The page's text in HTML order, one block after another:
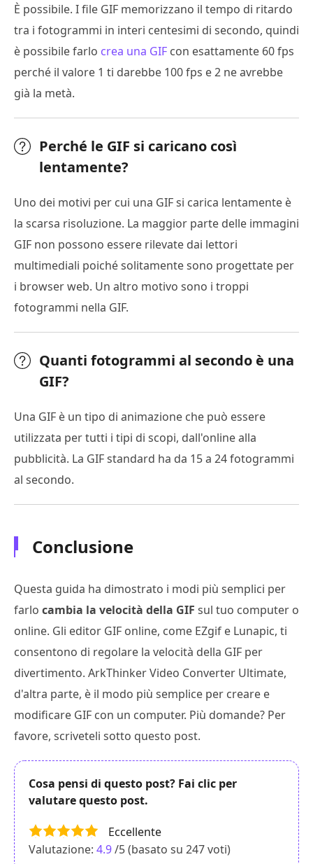
È possibile. I file GIF memorizzano il tempo di ritardo
tra i fotogrammi in interi centesimi di secondo, quindi
è possibile farlo crea una GIF con esattamente 60 fps
perché il valore 1 ti darebbe 100 fps e 2 ne avrebbe
già la metà.
Perché le GIF si caricano così
lentamente?
Uno dei motivi per cui una GIF si carica lentamente è
la scarsa risoluzione. La maggior parte delle immagini
GIF non possono essere rilevate dai lettori
multimediali poiché solitamente sono progettate per
i browser web. Un altro motivo sono i troppi
fotogrammi nella GIF.
Quanti fotogrammi al secondo è una
GIF?
Una GIF è un tipo di animazione che può essere
utilizzata per tutti i tipi di scopi, dall'online alla
pubblicità. La GIF standard ha da 15 a 24 fotogrammi
al secondo.
Conclusione
Questa guida ha dimostrato i modi più semplici per
farlo cambia la velocità della GIF sul tuo computer o
online. Gli editor GIF online, come EZgif e Lunapic, ti
consentono di regolare la velocità della GIF per
divertimento. ArkThinker Video Converter Ultimate,
d'altra parte, è il modo più semplice per creare e
modificare GIF con un computer. Più domande? Per
favore, scriveteli sotto questo post.
Cosa pensi di questo post? Fai clic per
valutare questo post.
Eccellente
Valutazione: 4.9/5 (basato su 247voti)